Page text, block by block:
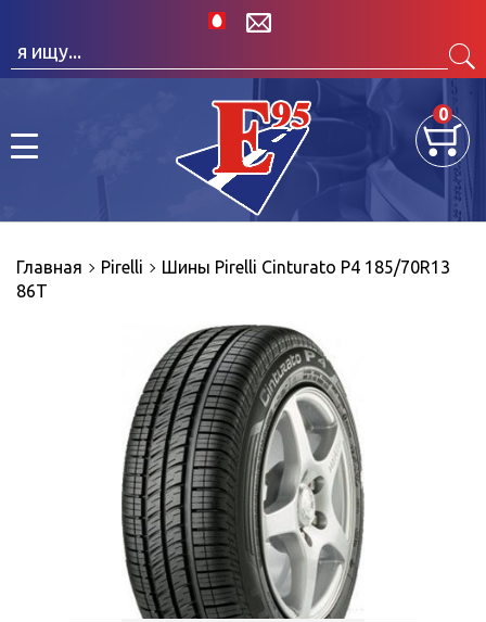
0
Главная Pirelli
Шины Pirelli Cinturato P4 185/70R13
86T